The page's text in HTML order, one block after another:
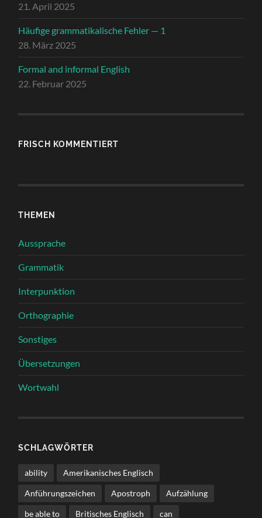
21. April 2025
Häufige grammatikalische Fehler — 1
28. März 2025
Formal and informal English
22. Februar 2025
FRISCH KOMMENTIERT
THEMEN
Aussprache
Grammatik
Interpunktion
Orthographie
Sonstiges
Übersetzungen
Wortwahl
SCHLAGWÖRTER
ability Amerikanisches Englisch
Anführungszeichen Apostroph Aufzählung
be able to Britisches Englisch can